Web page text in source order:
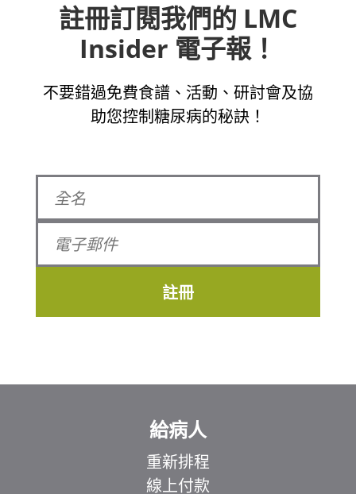
註冊訂閱我們的 LMC
Insider 電子報！
不要錯過免費食譜、活動、研討會及協
助您控制糖尿病的秘訣！
註冊
給病人
重新排程
線上付款